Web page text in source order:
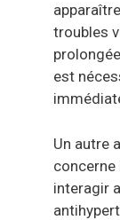
troubles
est
Un autre
interagir